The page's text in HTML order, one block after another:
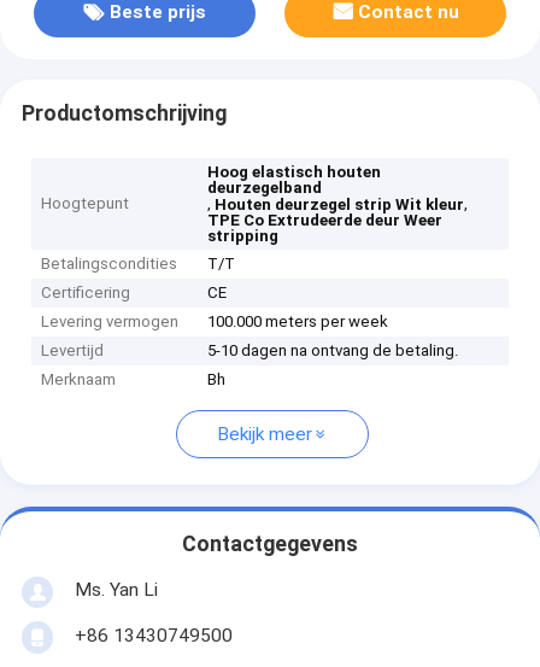
Beste prijs Contact nu
Productomschrijving
Hoogtepunt
Hoog elastisch houten
deurzegelband
, Houten deurzegel strip Wit kleur,
TPE Co Extrudeerde deur Weer
stripping
Betalingscondities
T/T
Certificering
CE
Levering vermogen
100.000 meters per week
Levertijd
5-10 dagen na ontvang de betaling.
Merknaam
Bh
Bekijk meer
Contactgegevens
Ms. Yan Li
+86 13430749500